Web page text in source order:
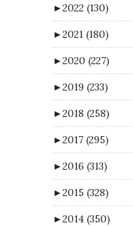
►2022 (130)
►2021 (180)
►2020 (227)
►2019 (233)
►2018 (258)
►2017 (295)
►2016 (313)
►2015 (328)
►2014 (350)